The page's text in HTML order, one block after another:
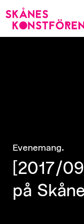
Evenemang.
[2017/
på